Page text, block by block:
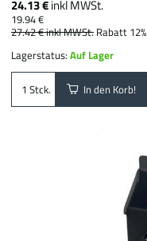
24.13 €inkl MWSt.
19.94 €
27.42 €inkl MWSt. Rabatt 12%
Lagerstatus:Auf Lager
Stck. In den Korb!